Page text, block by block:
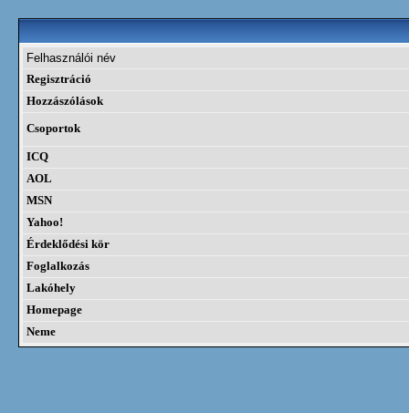
Felhasználói név
Regisztráció
Hozzászólások
Csoportok
ICQ
AOL
MSN
Yahoo!
Érdeklődési kör
Foglalkozás
Lakóhely
Homepage
Neme